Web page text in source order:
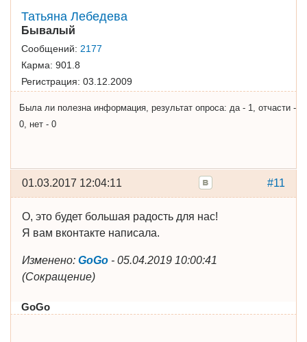
Татьяна Лебедева
Бывалый
Сообщений: 2177
Карма: 901.8
Регистрация: 03.12.2009
Была ли полезна информация, результат опроса: да - 1, отчасти -
0, нет - 0
#11
01.03.2017 12:04:11
О, это будет большая радость для нас!
Я вам вконтакте написала.
Изменено: GoGo - 05.04.2019 10:00:41
(Сокращение)
GoGo